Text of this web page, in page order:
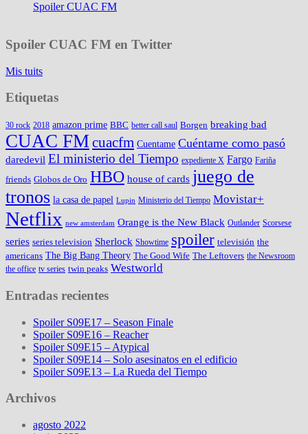
Spoiler CUAC FM
Spoiler CUAC FM en Twitter
Mis tuits
Etiquetas
30 rock 2018 amazon prime BBC better call saul Borgen breaking bad
CUAC FMcuacfm Cuentame Cuéntame como pasó
daredevil El ministerio del Tiempo expediente X Fargo Fariña
friends Globos de Oro HBO house of cards juego de
tronos la casa de papel Lupin Ministerio del Tiempo Movistar+
Netflix new amsterdam Orange is the New Black Outlander Scorsese
series series television Sherlock Showtime spoiler televisión the
americans The Big Bang Theory The Good Wife The Leftovers the Newsroom
the office tv series twin peaks Westworld
Entradas recientes
Spoiler S09E17 – Season Finale
Spoiler S09E16 – Reacher
Spoiler S09E15 – Atypical
Spoiler S09E14 – Solo asesinatos en el edificio
Spoiler S09E13 – La Rueda del Tiempo
Archivos
agosto 2022